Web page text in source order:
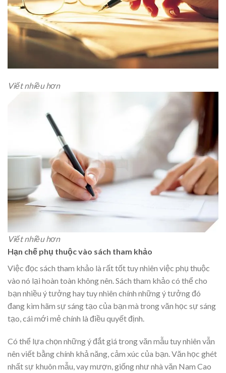
Viết nhiều hơn
Viết nhiều hơn
Hạn chế phụ thuộc vào sách tham khảo
Việc đọc sách tham khảo là rất tốt tuy nhiên việc phụ thuộc
vào nó lại hoàn toàn không nên. Sách tham khảo có thể cho
bạn nhiều ý tưởng hay tuy nhiên chính những ý tưởng đó
đang kìm hãm sự sáng tạo của bạn mà trong văn học sự sáng
tạo, cái mới mẻ chính là điều quyết định.
Có thể lựa chọn những ý đắt giá trong văn mẫu tuy nhiên vẫn
nên viết bằng chính khả năng, cảm xúc của bạn. Văn học ghét
nhất sự khuôn mẫu, vay mượn, giống như nhà văn Nam Cao